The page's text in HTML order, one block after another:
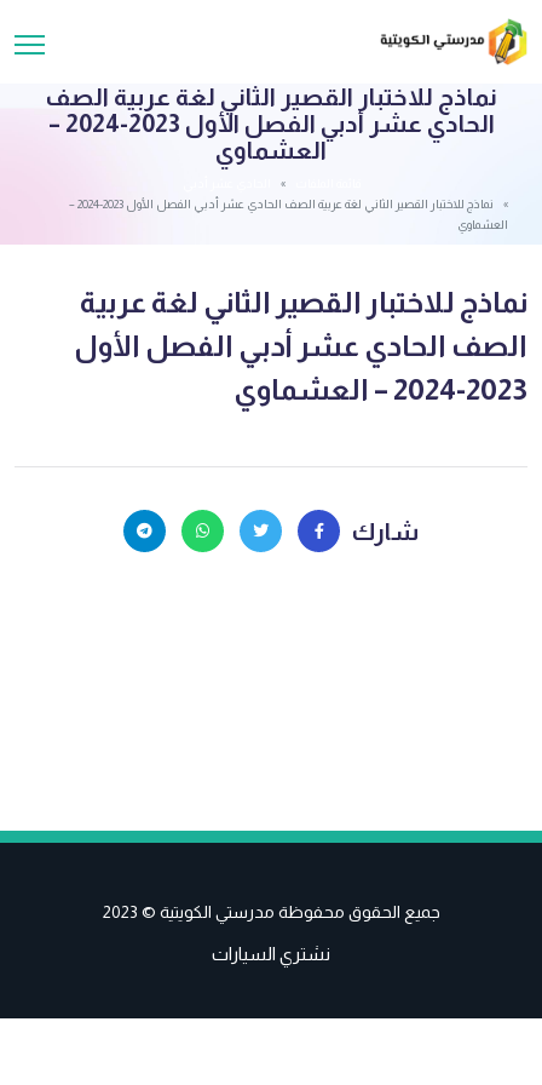
نماذج للاختبار القصير الثاني لغة عربية الصف
الحادي عشر أدبي الفصل الأول 2023-2024 –
العشماوي
نماذج للاختبار القصير الثاني لغة عربية الصف الحادي عشر أدبي الفصل الأول 2023-2024 –
العشماوي
نماذج للاختبار القصير الثاني لغة عربية
الصف الحادي عشر أدبي الفصل الأول
2023-2024 – العشماوي
شارك
جميع الحقوق محفوظة مدرستي الكويتية © 2023
نشتري السيارات